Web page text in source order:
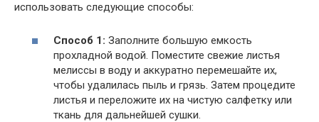
использовать следующие способы:
Способ 1: Заполните большую емкость
прохладной водой. Поместите свежие листья
мелиссы в воду и аккуратно перемешайте их,
чтобы удалилась пыль и грязь. Затем процедите
листья и переложите их на чистую салфетку или
ткань для дальнейшей сушки.